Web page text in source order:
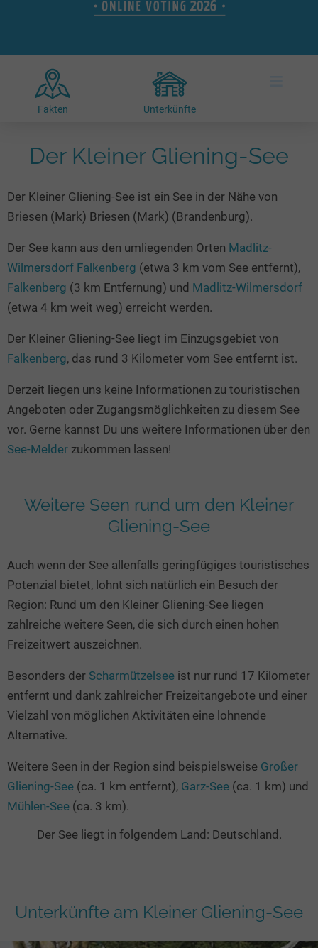
Radtouren am See
Kitesurfen
Kanu- & Kajaktouren
Badeseen in Deutschland
Wellness am See
Romantik Hotels
Urlaub an der Küste
Unterkünfte
Hotels am See
Ferienwohnungen
Camping
Kanu- & Kajak-Urlaub
Wanderurlaub
Bikeurlaub
Auszeit & Wellness
Camping am See
Top-Hotels
Familienhotels
Wellness-Hotels
Biohotels
Ausgefallenes
Häuser auf dem Wasser
Hundefreundliche Unterkünfte
Seen in Deutschland
Seen in Europa
Überwachte Badestellen
Unsere See-Highlights
Deutschlands schönste Seen
Top Seen nach Bundesländern
Top Seen nach Regionen
Deutschlands Lieblingsseen
Österreich
Frankreich
Niederlande
Schweden
alle Länder…
Fakten Unterkünfte
Der Kleiner Gliening-See
Der Kleiner Gliening-See ist ein See in der Nähe von
Briesen (Mark) Briesen (Mark) (Brandenburg).
Der See kann aus den umliegenden Orten Madlitz-
Wilmersdorf Falkenberg (etwa 3 km vom See entfernt),
Falkenberg (3 km Entfernung) und Madlitz-Wilmersdorf
(etwa 4 km weit weg) erreicht werden.
Der Kleiner Gliening-See liegt im Einzugsgebiet von
Falkenberg, das rund 3 Kilometer vom See entfernt ist.
Derzeit liegen uns keine Informationen zu touristischen
Angeboten oder Zugangsmöglichkeiten zu diesem See
vor. Gerne kannst Du uns weitere Informationen über den
See-Melder zukommen lassen!
Weitere Seen rund um den Kleiner
Gliening-See
Auch wenn der See allenfalls geringfügiges touristisches
Potenzial bietet, lohnt sich natürlich ein Besuch der
Region: Rund um den Kleiner Gliening-See liegen
zahlreiche weitere Seen, die sich durch einen hohen
Freizeitwert auszeichnen.
Besonders der Scharmützelsee ist nur rund 17 Kilometer
entfernt und dank zahlreicher Freizeitangebote und einer
Vielzahl von möglichen Aktivitäten eine lohnende
Alternative.
Weitere Seen in der Region sind beispielsweise Großer
Gliening-See (ca. 1 km entfernt), Garz-See (ca. 1 km) und
Mühlen-See (ca. 3 km).
Der See liegt in folgendem Land: Deutschland.
Unterkünfte am Kleiner Gliening-See